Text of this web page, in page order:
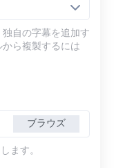
自の字幕を追加す
ら複製するには
ブラウズ
ます。